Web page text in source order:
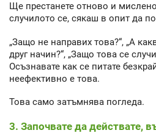
Ще престанете отново и
случилото се, сякаш в опит да
„Защо не направих това?“, „А
друг начин?“, „Защо това се
Осъзнавате как се питате
неефективно е това.
Това само затъмнява погледа.
3. Започвате да действате,